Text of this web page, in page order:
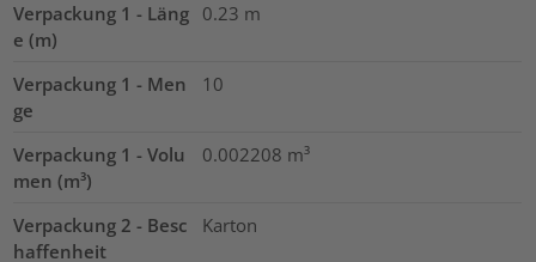
Verpackung 1 - Läng
e (m)
0.23 m
Verpackung 1 - Men
ge
10
Verpackung 1 - Volu
men (m³)
0.002208 m³
Verpackung 2 - Besc
haffenheit
Karton